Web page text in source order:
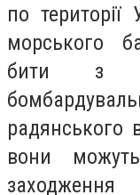
по території
морського
бити з
радянського
вони